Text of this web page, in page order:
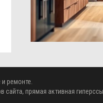
ремонте.
прямая активная